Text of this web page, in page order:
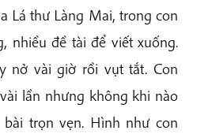
Lá thư Làng Mai, trong con
nhiều đề tài để viết xuống.
nở vài giờ rồi vụt tắt. Con
lần nhưng không khi nào
trọn vẹn. Hình như con